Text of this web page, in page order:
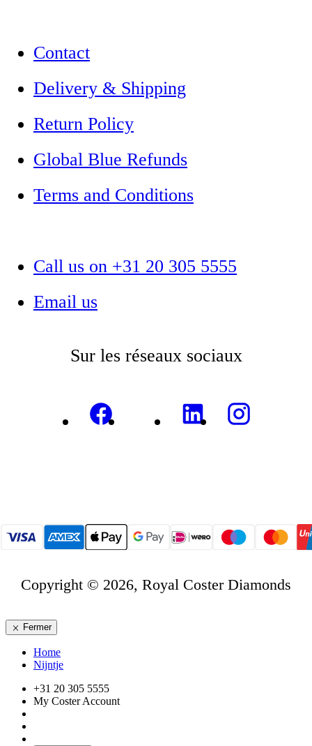
Contact
Delivery & Shipping
Return Policy
Global Blue Refunds
Terms and Conditions
Call us on +31 20 305 5555
Email us
Sur les réseaux sociaux
Copyright © 2026, Royal Coster Diamonds
Fermer
Home
Nijntje
+31 20 305 5555
My Coster Account